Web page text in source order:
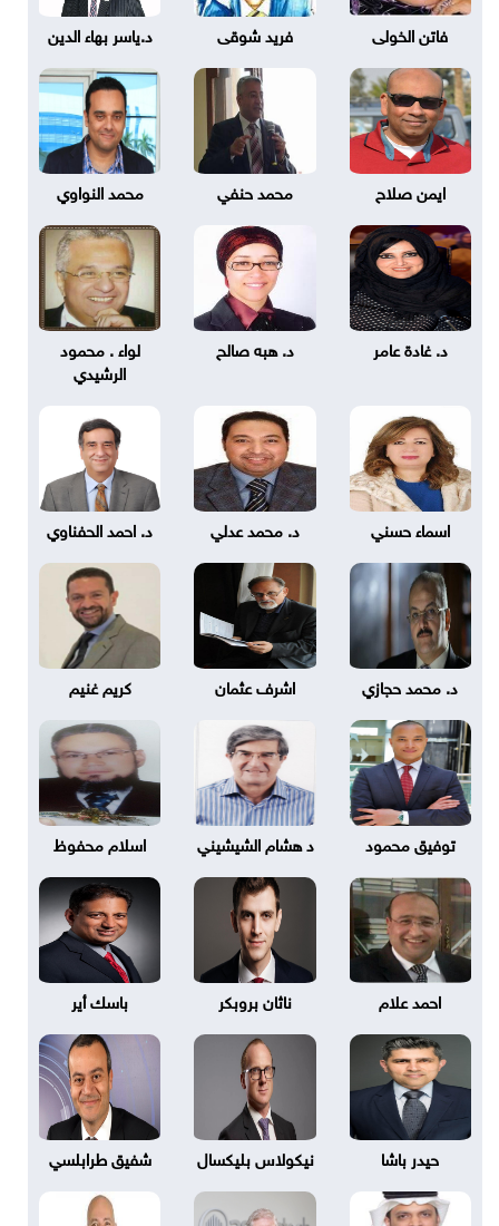
فاتن الخولى فريد شوقى د.ياسر بهاء الدين
ايمن صلاح محمد حنفي محمد النواوي
د. غادة عامر د. هبه صالح
لواء . محمود
الرشيدي
اسماء حسني د. محمد عدلي د. احمد الحفناوي
د. محمد حجازي اشرف عثمان كريم غنيم
توفيق محمود د هشام الشيشيني اسلام محفوظ
احمد علام ناثان بروبكر باسك أير
حيدر باشا نيكولاس بليكسال شفيق طرابلسي